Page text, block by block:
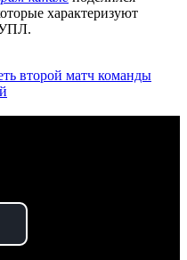
характеризуют
УПЛ.
второй матч команды